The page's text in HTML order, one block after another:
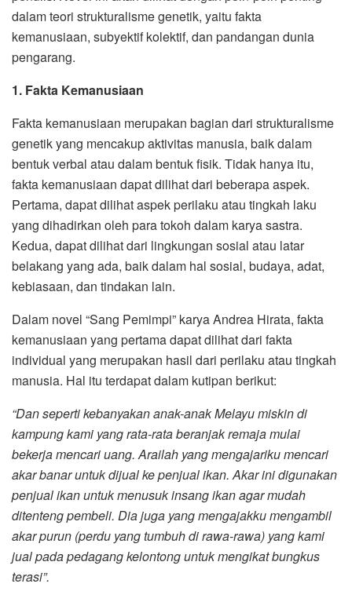
dalam teori strukturalisme genetik, yaitu fakta
kemanusiaan, subyektif kolektif, dan pandangan dunia
pengarang.
1. Fakta Kemanusiaan
Fakta kemanusiaan merupakan bagian dari strukturalisme
genetik yang mencakup aktivitas manusia, baik dalam
bentuk verbal atau dalam bentuk fisik. Tidak hanya itu,
fakta kemanusiaan dapat dilihat dari beberapa aspek.
Pertama, dapat dilihat aspek perilaku atau tingkah laku
yang dihadirkan oleh para tokoh dalam karya sastra.
Kedua, dapat dilihat dari lingkungan sosial atau latar
belakang yang ada, baik dalam hal sosial, budaya, adat,
kebiasaan, dan tindakan lain.
Dalam novel “Sang Pemimpi” karya Andrea Hirata, fakta
kemanusiaan yang pertama dapat dilihat dari fakta
individual yang merupakan hasil dari perilaku atau tingkah
manusia. Hal itu terdapat dalam kutipan berikut:
“Dan seperti kebanyakan anak-anak Melayu miskin di
kampung kami yang rata-rata beranjak remaja mulai
bekerja mencari uang. Arailah yang mengajariku mencari
akar banar untuk dijual ke penjual ikan. Akar ini digunakan
penjual ikan untuk menusuk insang ikan agar mudah
ditenteng pembeli. Dia juga yang mengajakku mengambil
akar purun (perdu yang tumbuh di rawa-rawa) yang kami
jual pada pedagang kelontong untuk mengikat bungkus
terasi”.